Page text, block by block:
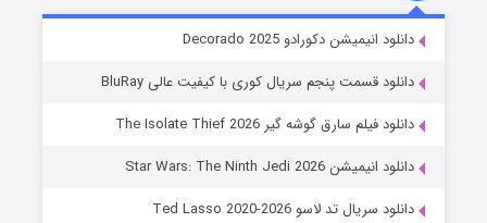
خاندان اژدها فصل ۳دانلود انیمیشن دکورادو Decorado 2025
دانلود قسمت پنجم سریال کوری با کیفیت عالی BluRay
دانلود فیلم سارق گوشه گیر The Isolate Thief 2026
دانلود انیمیشن Star Wars: The Ninth Jedi 2026
دانلود سریال تد لاسو Ted Lasso 2020-2026